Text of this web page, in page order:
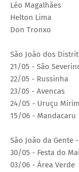
Léo Magalhães
Helton Lima
Don Tronxo
São João dos
21/05 - São
22/05 - Russinha
23/05 - Avencas
24/05 - Uruçu Mirim
15/06 - Mandacaru
São João da Gente
30/05 - Festa do
03/06 - Área Verde